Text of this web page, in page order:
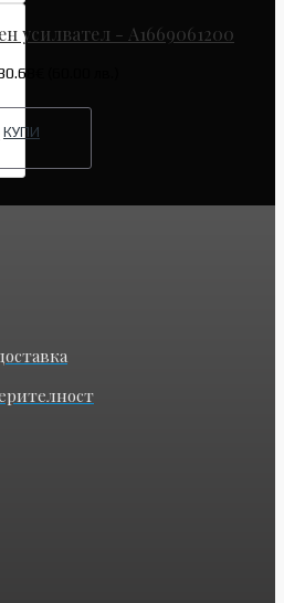
усилвател - A1669061200
(60.00 лв.)
КУПИ